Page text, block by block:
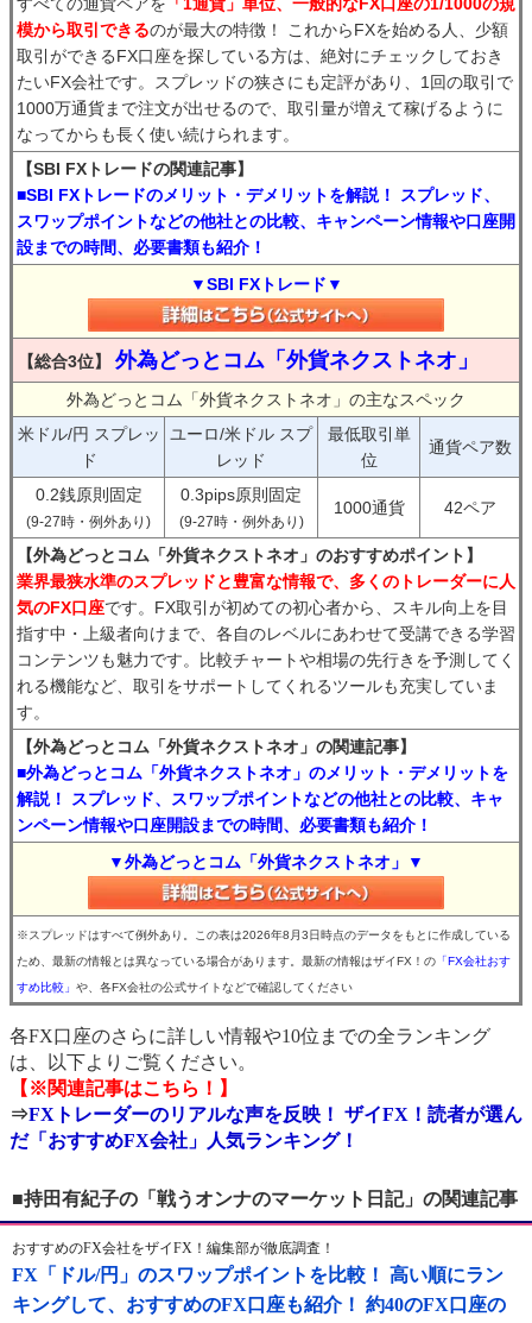
模から取引できるのが最大の特徴！ これからFXを始める人、少額
取引ができるFX口座を探している方は、絶対にチェックしておき
たいFX会社です。スプレッドの狭さにも定評があり、1回の取引で
1000万通貨まで注文が出せるので、取引量が増えて稼げるように
なってからも長く使い続けられます。
【SBI FXトレードの関連記事】
■SBI FXトレードのメリット・デメリットを解説！ スプレッド、
スワップポイントなどの他社との比較、キャンペーン情報や口座開
設までの時間、必要書類も紹介！
▼SBI FXトレード▼
【総合3位】 外為どっとコム「外貨ネクストネオ」
外為どっとコム「外貨ネクストネオ」の主なスペック
米ドル/円 スプレッ
ド
ユーロ/米ドル スプ
レッド
最低取引単
位
通貨ペア数
0.2銭原則固定
(9-27時・例外あり)
0.3pips原則固定
(9-27時・例外あり)
1000通貨 42ペア
【外為どっとコム「外貨ネクストネオ」のおすすめポイント】
業界最狭水準のスプレッドと豊富な情報で、多くのトレーダーに人
気のFX口座です。FX取引が初めての初心者から、スキル向上を目
指す中・上級者向けまで、各自のレベルにあわせて受講できる学習
コンテンツも魅力です。比較チャートや相場の先行きを予測してく
れる機能など、取引をサポートしてくれるツールも充実していま
す。
【外為どっとコム「外貨ネクストネオ」の関連記事】
■外為どっとコム「外貨ネクストネオ」のメリット・デメリットを
解説！ スプレッド、スワップポイントなどの他社との比較、キャ
ンペーン情報や口座開設までの時間、必要書類も紹介！
▼外為どっとコム「外貨ネクストネオ」▼
※スプレッドはすべて例外あり。この表は2026年8月3日時点のデータをもとに作成している
ため、最新の情報とは異なっている場合があります。最新の情報はザイFX！の 「FX会社おす
すめ比較」 や、各FX会社の公式サイトなどで確認してください
各FX口座のさらに詳しい情報や10位までの全ランキング
は、以下よりご覧ください。
【※関連記事はこちら！】
⇒FXトレーダーのリアルな声を反映！ ザイFX！読者が選ん
だ「おすすめFX会社」人気ランキング！
■持田有紀子の「戦うオンナのマーケット日記」の関連記事
おすすめのFX会社をザイFX！編集部が徹底調査！
FX「ドル/円」のスワップポイントを比較！ 高い順にラン
キングして、おすすめのFX口座も紹介！ 約40のFX口座の